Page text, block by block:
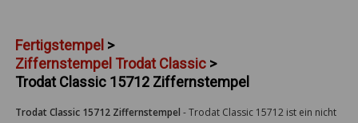
Fertigstempel >
Ziffernstempel Trodat Classic >
Trodat Classic 15712 Ziffernstempel
Trodat Classic 15712 Ziffernstempel -Trodat Classic 15712 ist ein nicht